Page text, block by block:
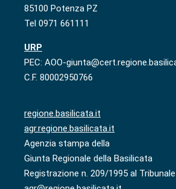
85100 Potenza PZ
Tel 0971 661111
URP
PEC: AOO-
C.F. 80002950766
regione.basilicata.it
agr.regione.basilicata.it
Agenzia stampa della
Giunta Regionale della Basilicata
Registrazione n. 209/1995 al